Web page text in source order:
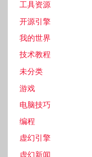
工具资源
开源引擎
我的世界
技术教程
未分类
游戏
电脑技巧
编程
虚幻引擎
虚幻新闻